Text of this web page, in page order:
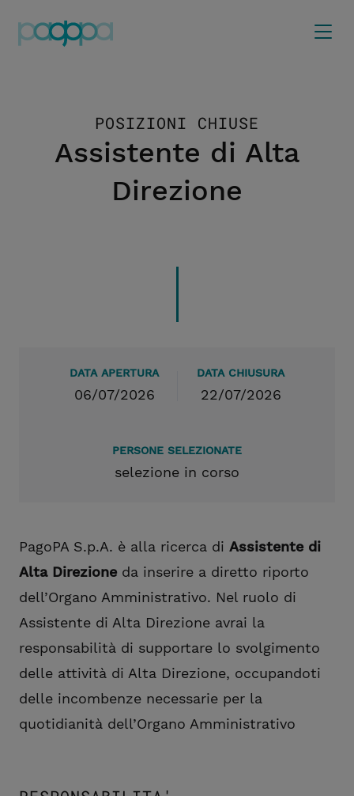
POSIZIONI CHIUSE
Assistente di Alta
Direzione
DATA APERTURA
06/07/2026
DATA CHIUSURA
22/07/2026
PERSONE SELEZIONATE
selezione in corso
PagoPA S.p.A. è alla ricerca di Assistente di
Alta Direzione da inserire a diretto riporto
dell’Organo Amministrativo. Nel ruolo di
Assistente di Alta Direzione avrai la
responsabilità di supportare lo svolgimento
delle attività di Alta Direzione, occupandoti
delle incombenze necessarie per la
quotidianità dell’Organo Amministrativo